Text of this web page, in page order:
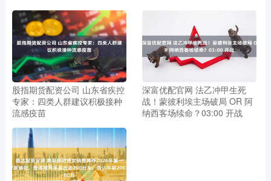
股指期货配资公司 山东省疾控
专家：四类人群建议积极接种
流感疫苗
深富优配官网 法乙冲甲生死
战！蒙彼利埃主场破局 OR 阿
纳西客场续命？03:00 开战